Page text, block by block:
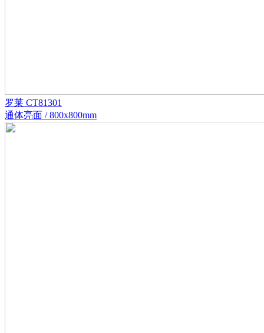
罗莱 CT81301
通体亮面 / 800x800mm